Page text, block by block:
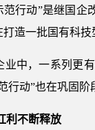
范行动”是继国
造一批国有科技
业中，一系列更
行动”也在巩固
利不断释放